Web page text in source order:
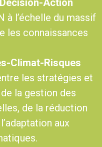
Action
à l’échelle du massif
les connaissances
Climat-Risques
les stratégies et
la gestion des
de la réduction
aux